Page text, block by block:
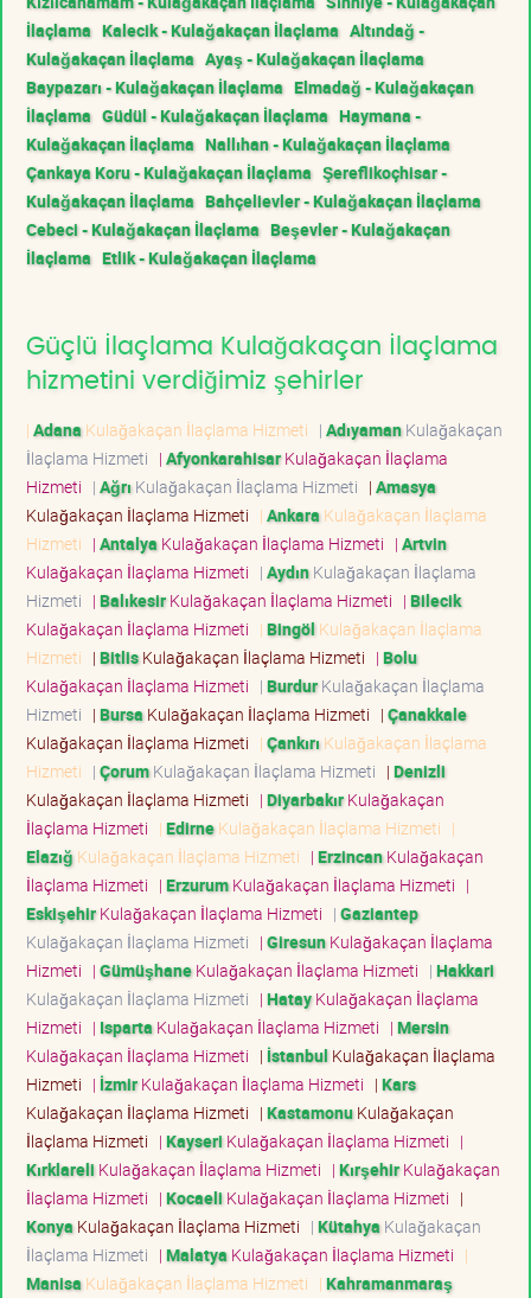
İlaçlama Kalecik - Kulağakaçan İlaçlama Altındağ -
Kulağakaçan İlaçlama Ayaş - Kulağakaçan İlaçlama
Baypazarı - Kulağakaçan İlaçlama Elmadağ - Kulağakaçan
İlaçlama Güdül - Kulağakaçan İlaçlama Haymana -
Kulağakaçan İlaçlama Nallıhan - Kulağakaçan İlaçlama
Çankaya Koru - Kulağakaçan İlaçlama Şereflikoçhisar -
Kulağakaçan İlaçlama Bahçelievler - Kulağakaçan İlaçlama
Cebeci - Kulağakaçan İlaçlama Beşevler - Kulağakaçan
İlaçlama Etlik - Kulağakaçan İlaçlama
Güçlü İlaçlama Kulağakaçan İlaçlama
hizmetini verdiğimiz şehirler
| Adana Kulağakaçan İlaçlama Hizmeti | AdıyamanKulağakaçan
İlaçlama Hizmeti | AfyonkarahisarKulağakaçan İlaçlama
Hizmeti | Ağrı Kulağakaçan İlaçlama Hizmeti | Amasya
Kulağakaçan İlaçlama Hizmeti | Ankara Kulağakaçan İlaçlama
Hizmeti | Antalya Kulağakaçan İlaçlama Hizmeti | Artvin
Kulağakaçan İlaçlama Hizmeti | AydınKulağakaçan İlaçlama
Hizmeti | BalıkesirKulağakaçan İlaçlama Hizmeti | Bilecik
Kulağakaçan İlaçlama Hizmeti | Bingöl Kulağakaçan İlaçlama
Hizmeti | BitlisKulağakaçan İlaçlama Hizmeti | Bolu
Kulağakaçan İlaçlama Hizmeti | BurdurKulağakaçan İlaçlama
Hizmeti | Bursa Kulağakaçan İlaçlama Hizmeti | Çanakkale
Kulağakaçan İlaçlama Hizmeti | Çankırı Kulağakaçan İlaçlama
Hizmeti | ÇorumKulağakaçan İlaçlama Hizmeti | Denizli
Kulağakaçan İlaçlama Hizmeti | DiyarbakırKulağakaçan
İlaçlama Hizmeti | EdirneKulağakaçan İlaçlama Hizmeti |
Elazığ Kulağakaçan İlaçlama Hizmeti | ErzincanKulağakaçan
İlaçlama Hizmeti | ErzurumKulağakaçan İlaçlama Hizmeti |
EskişehirKulağakaçan İlaçlama Hizmeti | Gaziantep
Kulağakaçan İlaçlama Hizmeti | GiresunKulağakaçan İlaçlama
Hizmeti | GümüşhaneKulağakaçan İlaçlama Hizmeti | Hakkari
Kulağakaçan İlaçlama Hizmeti | HatayKulağakaçan İlaçlama
Hizmeti | Isparta Kulağakaçan İlaçlama Hizmeti | Mersin
Kulağakaçan İlaçlama Hizmeti | İstanbul Kulağakaçan İlaçlama
Hizmeti | İzmirKulağakaçan İlaçlama Hizmeti | Kars
Kulağakaçan İlaçlama Hizmeti | KastamonuKulağakaçan
İlaçlama Hizmeti | Kayseri Kulağakaçan İlaçlama Hizmeti |
Kırklareli Kulağakaçan İlaçlama Hizmeti | KırşehirKulağakaçan
İlaçlama Hizmeti | Kocaeli Kulağakaçan İlaçlama Hizmeti |
Konya Kulağakaçan İlaçlama Hizmeti | Kütahya Kulağakaçan
İlaçlama Hizmeti | Malatya Kulağakaçan İlaçlama Hizmeti |
Manisa Kulağakaçan İlaçlama Hizmeti | Kahramanmaraş